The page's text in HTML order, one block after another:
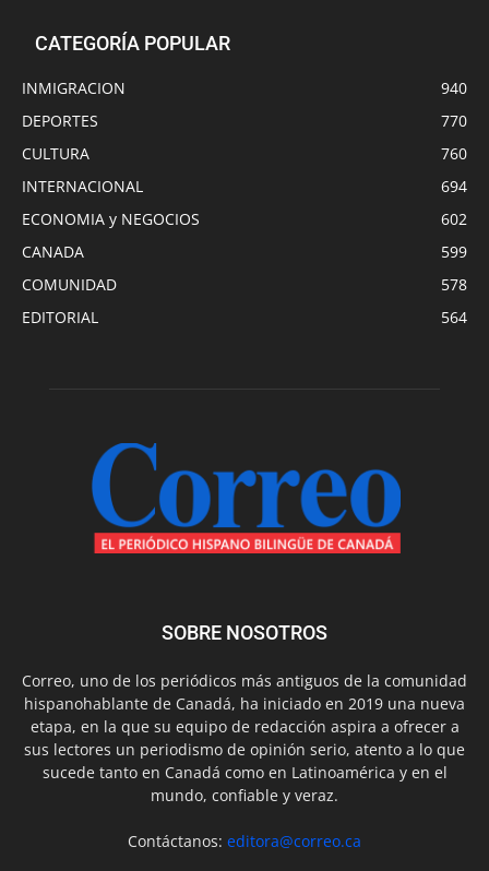
CATEGORÍA POPULAR
INMIGRACION
940
DEPORTES
770
CULTURA
760
INTERNACIONAL
694
ECONOMIA y NEGOCIOS
602
CANADA
599
COMUNIDAD
578
EDITORIAL
564
SOBRE NOSOTROS
Correo, uno de los periódicos más antiguos de la comunidad
hispanohablante de Canadá, ha iniciado en 2019 una nueva
etapa, en la que su equipo de redacción aspira a ofrecer a
sus lectores un periodismo de opinión serio, atento a lo que
sucede tanto en Canadá como en Latinoamérica y en el
mundo, confiable y veraz.
Contáctanos: editora@correo.ca